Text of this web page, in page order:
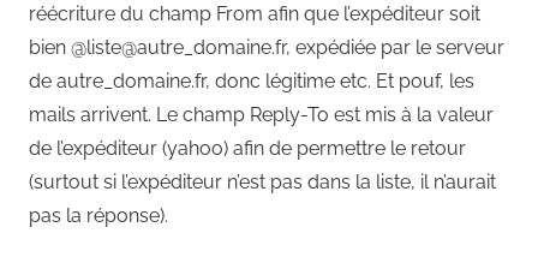
réécriture du champ From afin que l’expéditeur soit
bien @liste@autre_domaine.fr, expédiée par le serveur
de autre_domaine.fr, donc légitime etc. Et pouf, les
mails arrivent. Le champ Reply-To est mis à la valeur
de l’expéditeur (yahoo) afin de permettre le retour
(surtout si l’expéditeur n’est pas dans la liste, il n’aurait
pas la réponse).